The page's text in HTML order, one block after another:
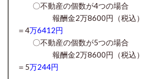
〇不動産の個数が4つの場合
報酬金2万8600円 （税込
＝4万6412円
〇不動産の個数が5つの場合
報酬金2万8600円 （税込
＝5万244円